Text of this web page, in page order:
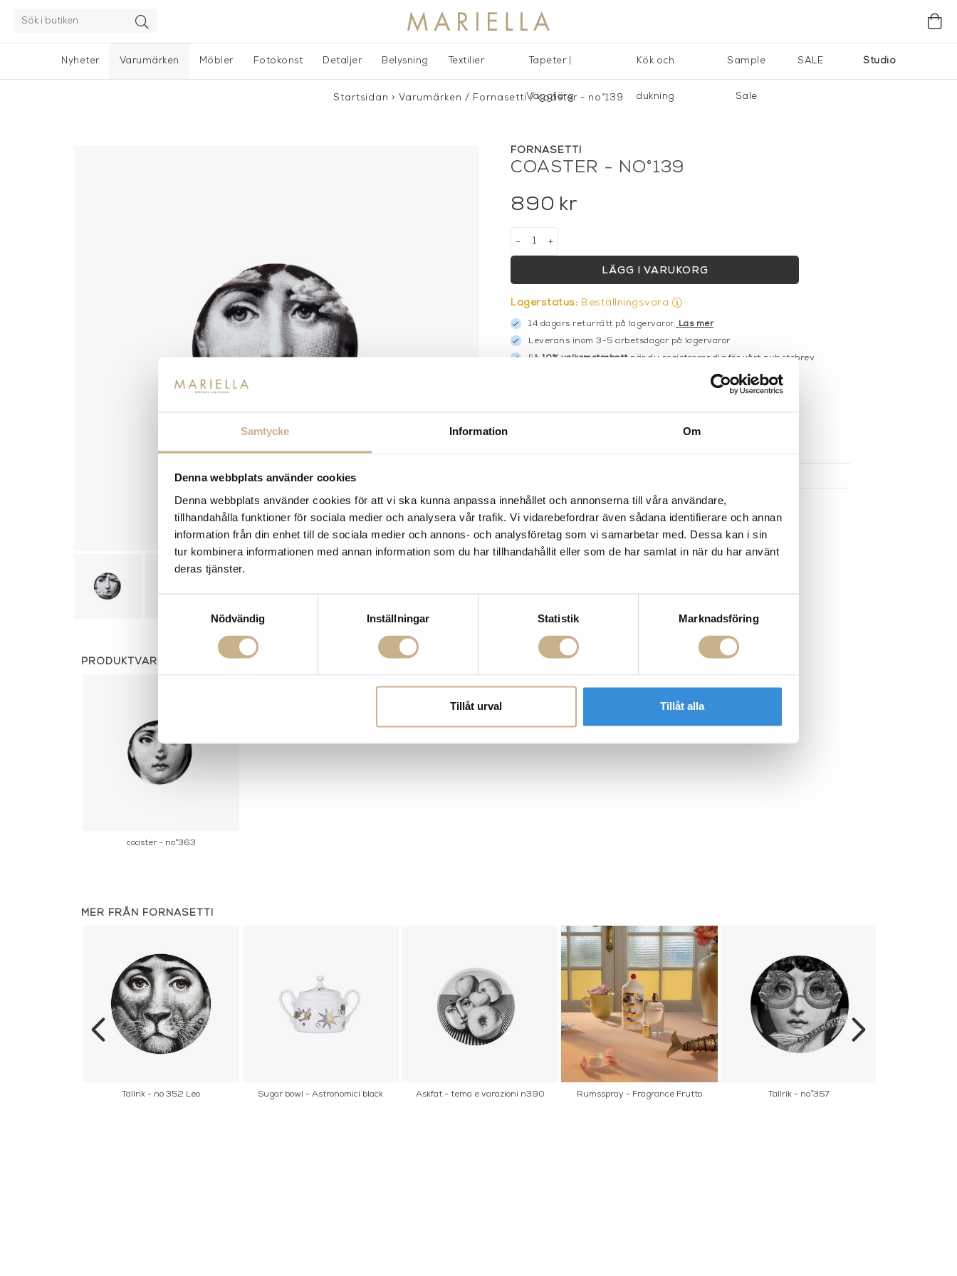
Samtycke Information Om
Denna webbplats använder cookies
Denna webbplats använder cookies för att vi ska kunna anpassa innehållet och annonserna till våra användare,
tillhandahålla funktioner för sociala medier och analysera vår trafik. Vi vidarebefordrar även sådana identifierare och annan
information från din enhet till de sociala medier och annons- och analysföretag som vi samarbetar med. Dessa kan i sin
tur kombinera informationen med annan information som du har tillhandahållit eller som de har samlat in när du har använt
deras tjänster.
Nödvändig
Inställningar Statistik Marknadsföring
Tillåt urval Tillåt alla
Nyheter Studio
Varumärken Möbler Fotokonst Detaljer Belysning Textilier Tapeter |
Väggfärg
Kök och
dukning
Sample
Sale
SALE
Startsidan > Varumärken / Fornasetti/coaster - no°139
FORNASETTI
COASTER - NO°139
890 kr
+
-
LÄGG I VARUKORG
Lagerstatus: Beställningsvara
14 dagars returrätt på lagervaror. Läs mer
Leverans inom 3-5 arbetsdagar på lagervaror
Få 10% välkomstrabattnär du registrerar dig för vårt nyhetsbrev
Fri frakt på mindra varor vid köp över 1000:-
PRODUKTVARIANTER
coaster - no°363
MER FRÅN FORNASETTI
Tallrik - no 352 Leo
Sugar bowl - Astronomici black
Askfat - tema e varazioni n390
Rumsspray - Fragrance Frutto
Tallrik - no°357